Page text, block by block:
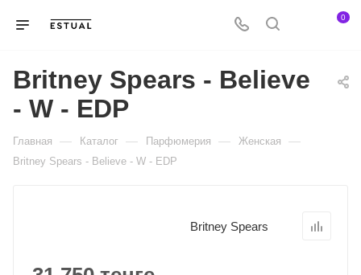
0
Britney Spears - Believe
- W - EDP
Главная — Каталог — Парфюмерия — Женская —
Britney Spears - Believe - W - EDP
Britney Spears